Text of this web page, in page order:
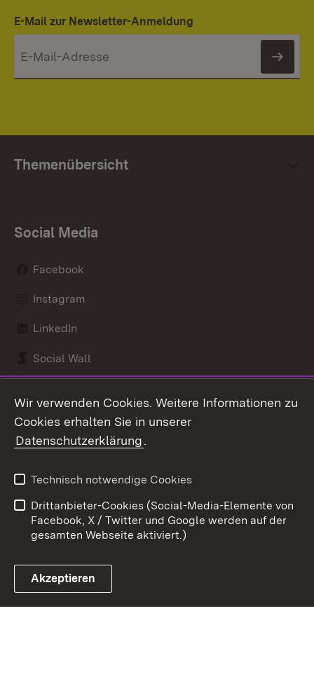
E-Mail zur Newsletter-Anmeldung
Themenübersicht
Social Media
Facebook
Instagram
LinkedIn
Social Wall
Link zum Landesportal
Kontakt
Barrierefreiheit
Impressum
Cookies
Wir verwenden Cookies. Weitere Informationen zu
Cookies erhalten Sie in unserer
Datenschutzerklärung.
Technisch notwendige Cookies
Drittanbieter-Cookies (Social-Media-Elemente von
Facebook, X / Twitter und Google werden auf der
gesamten Webseite aktiviert.)
Akzeptieren